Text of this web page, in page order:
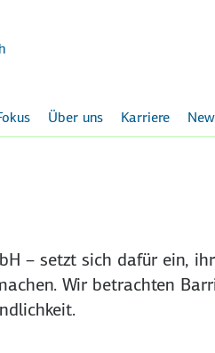
Über uns Karriere
– setzt sich dafür ein,
Wir betrachten